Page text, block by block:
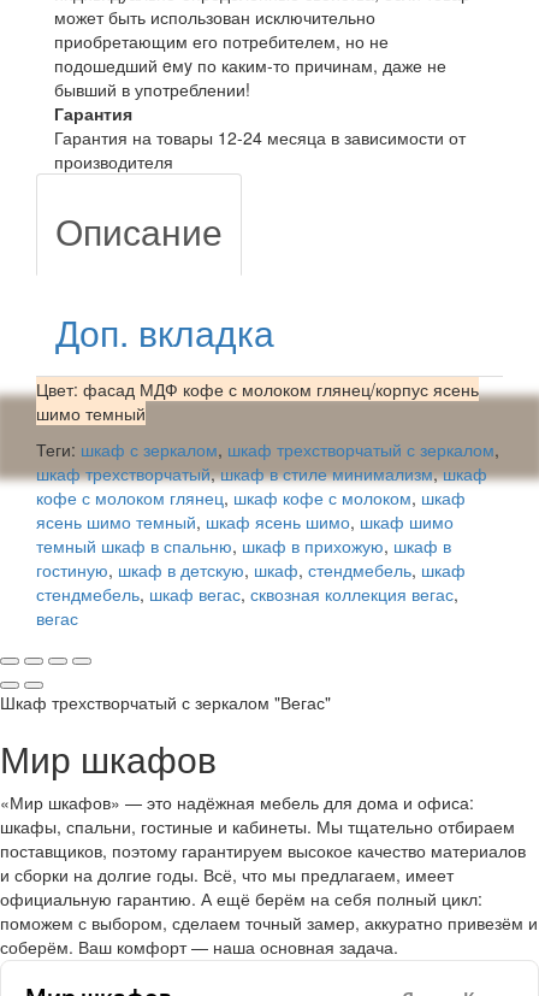
может быть использован исключительно
приобретающим его потребителем, но не
подошедший eмy по каким-то причинам, даже не
бывший в употреблении!
Гарантия
Гарантия на товары 12-24 месяца в зависимости от
производителя
Описание
Доп. вкладка
Цвет: фасад МДФ кофе с молоком глянец/корпус ясень
шимо темный
Теги: шкаф с зеркалом, шкаф трехстворчатый с зеркалом,
шкаф трехстворчатый,шкаф в стиле минимализм,шкаф
кофе с молоком глянец, шкаф кофе с молоком, шкаф
ясень шимо темный, шкаф ясень шимо, шкаф шимо
темный шкаф в спальню, шкаф в прихожую, шкаф в
гостиную, шкаф в детскую, шкаф, стендмебель, шкаф
стендмебель, шкаф вегас, сквозная коллекция вегас,
вегас
Шкаф трехстворчатый с зеркалом "Вегас"
Мир шкафов
«Мир шкафов» — это надёжная мебель для дома и офиса:
шкафы, спальни, гостиные и кабинеты. Мы тщательно отбираем
поставщиков, поэтому гарантируем высокое качество материалов
и сборки на долгие годы. Всё, что мы предлагаем, имеет
официальную гарантию. А ещё берём на себя полный цикл:
поможем с выбором, сделаем точный замер, аккуратно привезём и
соберём. Ваш комфорт — наша основная задача.